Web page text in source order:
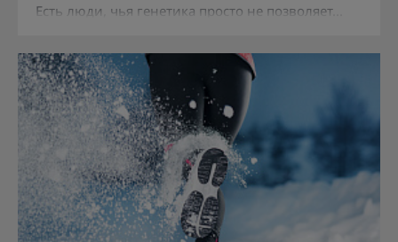
Есть люди, чья генетика просто не позволяет...